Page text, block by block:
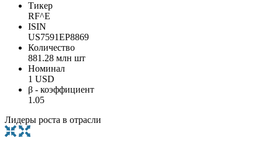
Тикер
RF^E
ISIN
US7591EP8869
Количество
881.28 млн шт
Номинал
1 USD
β - коэффициент
1.05
Лидеры роста в отрасли